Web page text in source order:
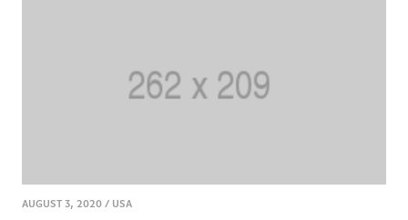
AUGUST 3, 2020 / USA